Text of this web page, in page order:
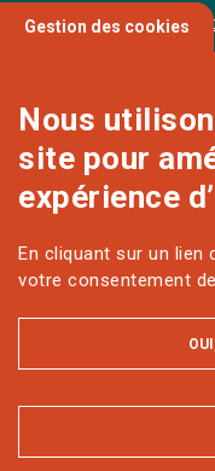
91
MENTIONS
Gestion des cookies
Nous
site pour
expérience
En cliquant sur un lien
votre consentement